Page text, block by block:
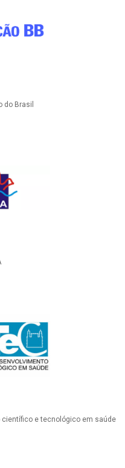
do Brasil
científico e tecnológico em saúde